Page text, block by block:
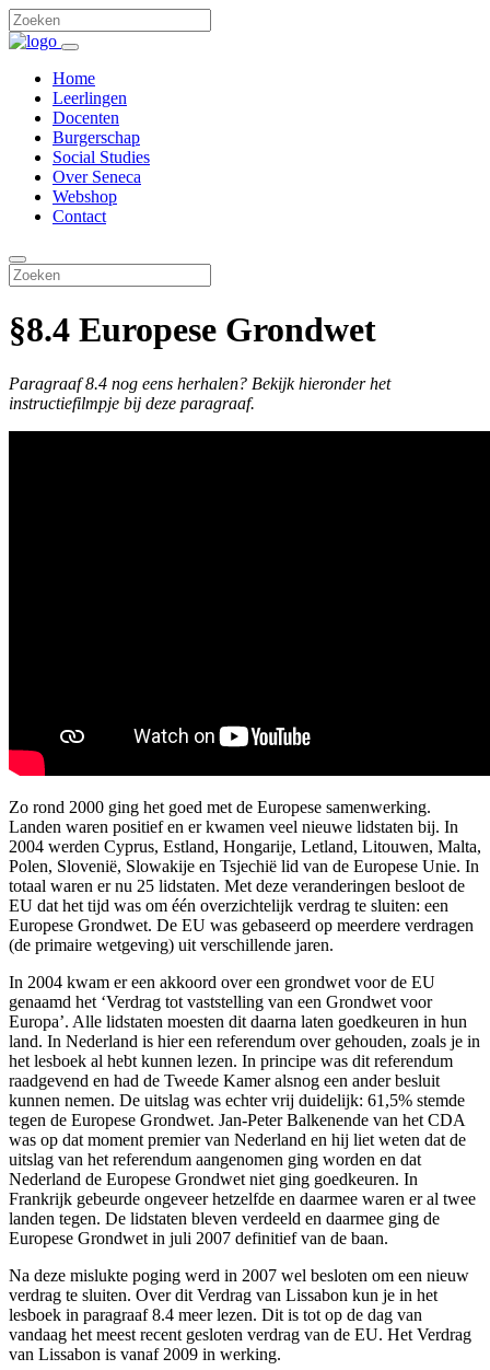
Home
Leerlingen
Docenten
Burgerschap
Social Studies
Over Seneca
Webshop
Contact
§8.4 Europese Grondwet
Paragraaf 8.4 nog eens herhalen? Bekijk hieronder het
instructiefilmpje bij deze paragraaf.
Zo rond 2000 ging het goed met de Europese samenwerking.
Landen waren positief en er kwamen veel nieuwe lidstaten bij. In
2004 werden Cyprus, Estland, Hongarije, Letland, Litouwen, Malta,
Polen, Slovenië, Slowakije en Tsjechië lid van de Europese Unie. In
totaal waren er nu 25 lidstaten. Met deze veranderingen besloot de
EU dat het tijd was om één overzichtelijk verdrag te sluiten: een
Europese Grondwet. De EU was gebaseerd op meerdere verdragen
(de primaire wetgeving) uit verschillende jaren.
In 2004 kwam er een akkoord over een grondwet voor de EU
genaamd het ‘Verdrag tot vaststelling van een Grondwet voor
Europa’. Alle lidstaten moesten dit daarna laten goedkeuren in hun
land. In Nederland is hier een referendum over gehouden, zoals je in
het lesboek al hebt kunnen lezen. In principe was dit referendum
raadgevend en had de Tweede Kamer alsnog een ander besluit
kunnen nemen. De uitslag was echter vrij duidelijk: 61,5% stemde
tegen de Europese Grondwet. Jan-Peter Balkenende van het CDA
was op dat moment premier van Nederland en hij liet weten dat de
uitslag van het referendum aangenomen ging worden en dat
Nederland de Europese Grondwet niet ging goedkeuren. In
Frankrijk gebeurde ongeveer hetzelfde en daarmee waren er al twee
landen tegen. De lidstaten bleven verdeeld en daarmee ging de
Europese Grondwet in juli 2007 definitief van de baan.
Na deze mislukte poging werd in 2007 wel besloten om een nieuw
verdrag te sluiten. Over dit Verdrag van Lissabon kun je in het
lesboek in paragraaf 8.4 meer lezen. Dit is tot op de dag van
vandaag het meest recent gesloten verdrag van de EU. Het Verdrag
van Lissabon is vanaf 2009 in werking.